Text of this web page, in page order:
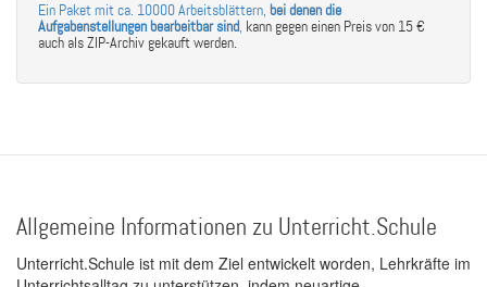
Ein Paket mit ca. 10000 Arbeitsblättern, bei denen die
Aufgabenstellungen bearbeitbar sind, kann gegen einen Preis von 15 €
auch als ZIP-Archiv gekauft werden.
Allgemeine Informationen zu Unterricht.Schule
Unterricht.Schule ist mit dem Ziel entwickelt worden, Lehrkräfte im